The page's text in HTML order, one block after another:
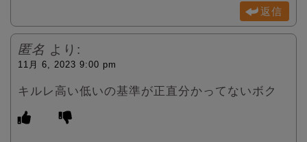
返信
匿名 より:
11月 6, 2023 9:00 pm
キルレ高い低いの基準が正直分かってないボク